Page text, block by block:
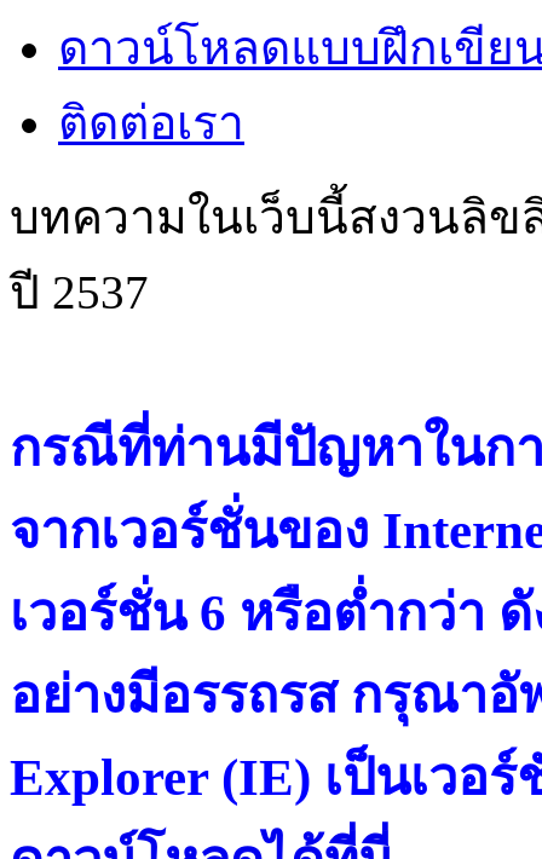
ดาวน์โหลดแบบฝึกเขีย
ติดต่อเรา
บทความในเว็บนี้สงวนลิ
ปี 2537
กรณีที่ท่านมีปัญหาในกา
จากเวอร์ชั่นของ
เวอร์ชั่น 6 หรือต่ำกว่า
อย่างมีอรรถรส กรุณาอั
Explorer (IE) เป็นเวอ